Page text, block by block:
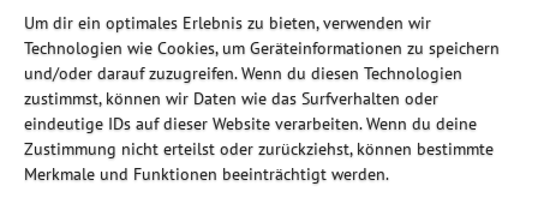
Um dir ein optimales Erlebnis zu bieten, verwenden wir
Technologien wie Cookies, um Geräteinformationen zu speichern
und/oder darauf zuzugreifen. Wenn du diesen Technologien
zustimmst, können wir Daten wie das Surfverhalten oder
eindeutige IDs auf dieser Website verarbeiten. Wenn du deine
Zustimmung nicht erteilst oder zurückziehst, können bestimmte
Merkmale und Funktionen beeinträchtigt werden.
Rechtssichere Email-Archivierung
MDaemon Mail- & Groupwareserver
Virtualisierung mit vmWare
Sophos UTM - Mehr als eine Firewall